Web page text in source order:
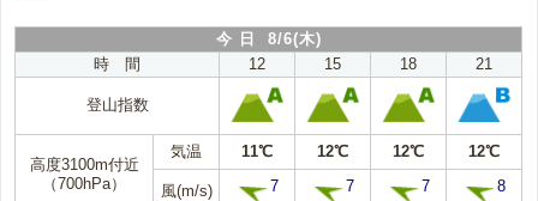
今 日 8/6(木)
時 間
12 15 18 21
登山指数
高度3100m付近
（700hPa）
気温 11℃ 12℃ 12℃ 12℃
風(m/s) 7 7 7 8